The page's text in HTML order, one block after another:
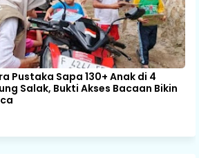
Pustaka Sapa 130+ Anak di 4
Salak, Bukti Akses Bacaan Bikin